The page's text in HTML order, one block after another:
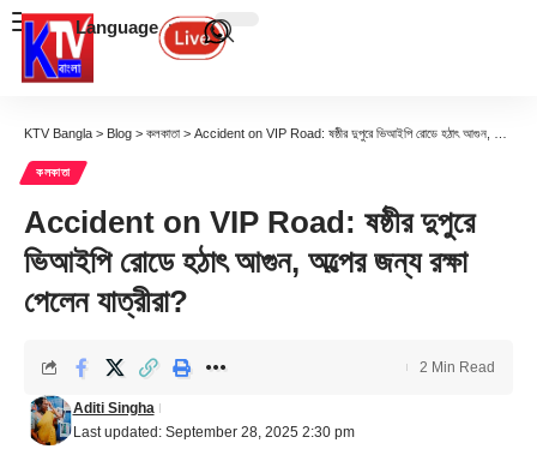
Language
KTV Bangla > Blog > কলকাতা > Accident on VIP Road: ষষ্ঠীর দুপুরে ভিআইপি রোডে হঠাৎ আগুন, অল্পের জন্য রক্ষা পেলেন যাত্রীরা?
কলকাতা
Accident on VIP Road: ষষ্ঠীর দুপুরে
ভিআইপি রোডে হঠাৎ আগুন, অল্পের জন্য রক্ষা
পেলেন যাত্রীরা?
Last updated: September 28, 2025 2:30 pm
Aditi Singha
2 Min Read